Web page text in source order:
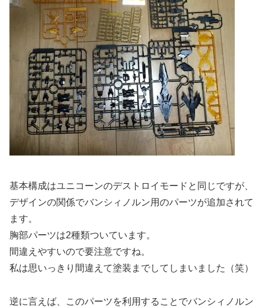
基本構成はユニコーンのデストロイモードと同じですが、
デザインの関係でバンシィノルン用のパーツが追加されて
ます。
胸部パーツは2種類ついています。
間違えやすいので要注意ですね。
私は思いっきり間違えて塗装までしてしまいました（笑）
逆に言えば、このパーツを利用することでバンシィノルン